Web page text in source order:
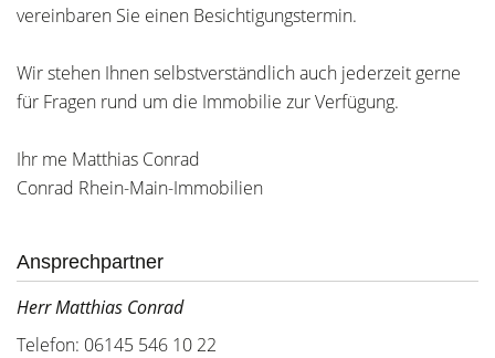
vereinbaren Sie einen Besichtigungstermin.
Wir stehen Ihnen selbstverständlich auch jederzeit gerne
für Fragen rund um die Immobilie zur Verfügung.
Ihr me Matthias Conrad
Conrad Rhein-Main-Immobilien
Ansprechpartner
Herr Matthias Conrad
Telefon: 06145 546 10 22